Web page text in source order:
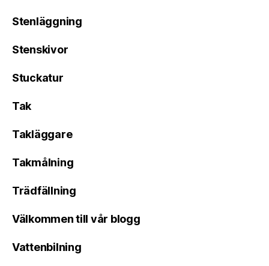
Stenläggning
Stenskivor
Stuckatur
Tak
Takläggare
Takmålning
Trädfällning
Välkommen till vår blogg
Vattenbilning